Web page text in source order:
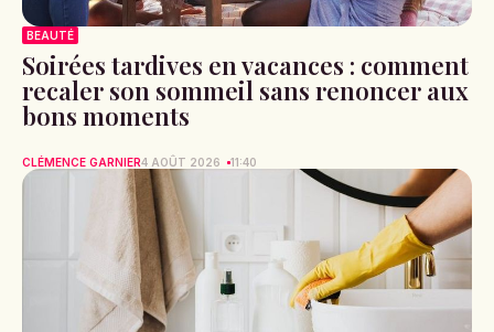
BEAUTÉ
Soirées tardives en vacances : comment
recaler son sommeil sans renoncer aux
bons moments
CLÉMENCE GARNIER4 AOÛT 2026 11:40